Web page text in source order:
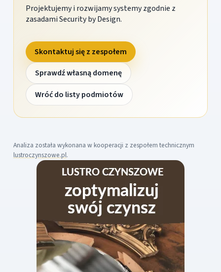
Projektujemy i rozwijamy systemy zgodnie z
zasadami Security by Design.
Skontaktuj się z zespołem
Sprawdź własną domenę
Wróć do listy podmiotów
Analiza została wykonana w kooperacji z zespołem technicznym
lustroczynszowe.pl.